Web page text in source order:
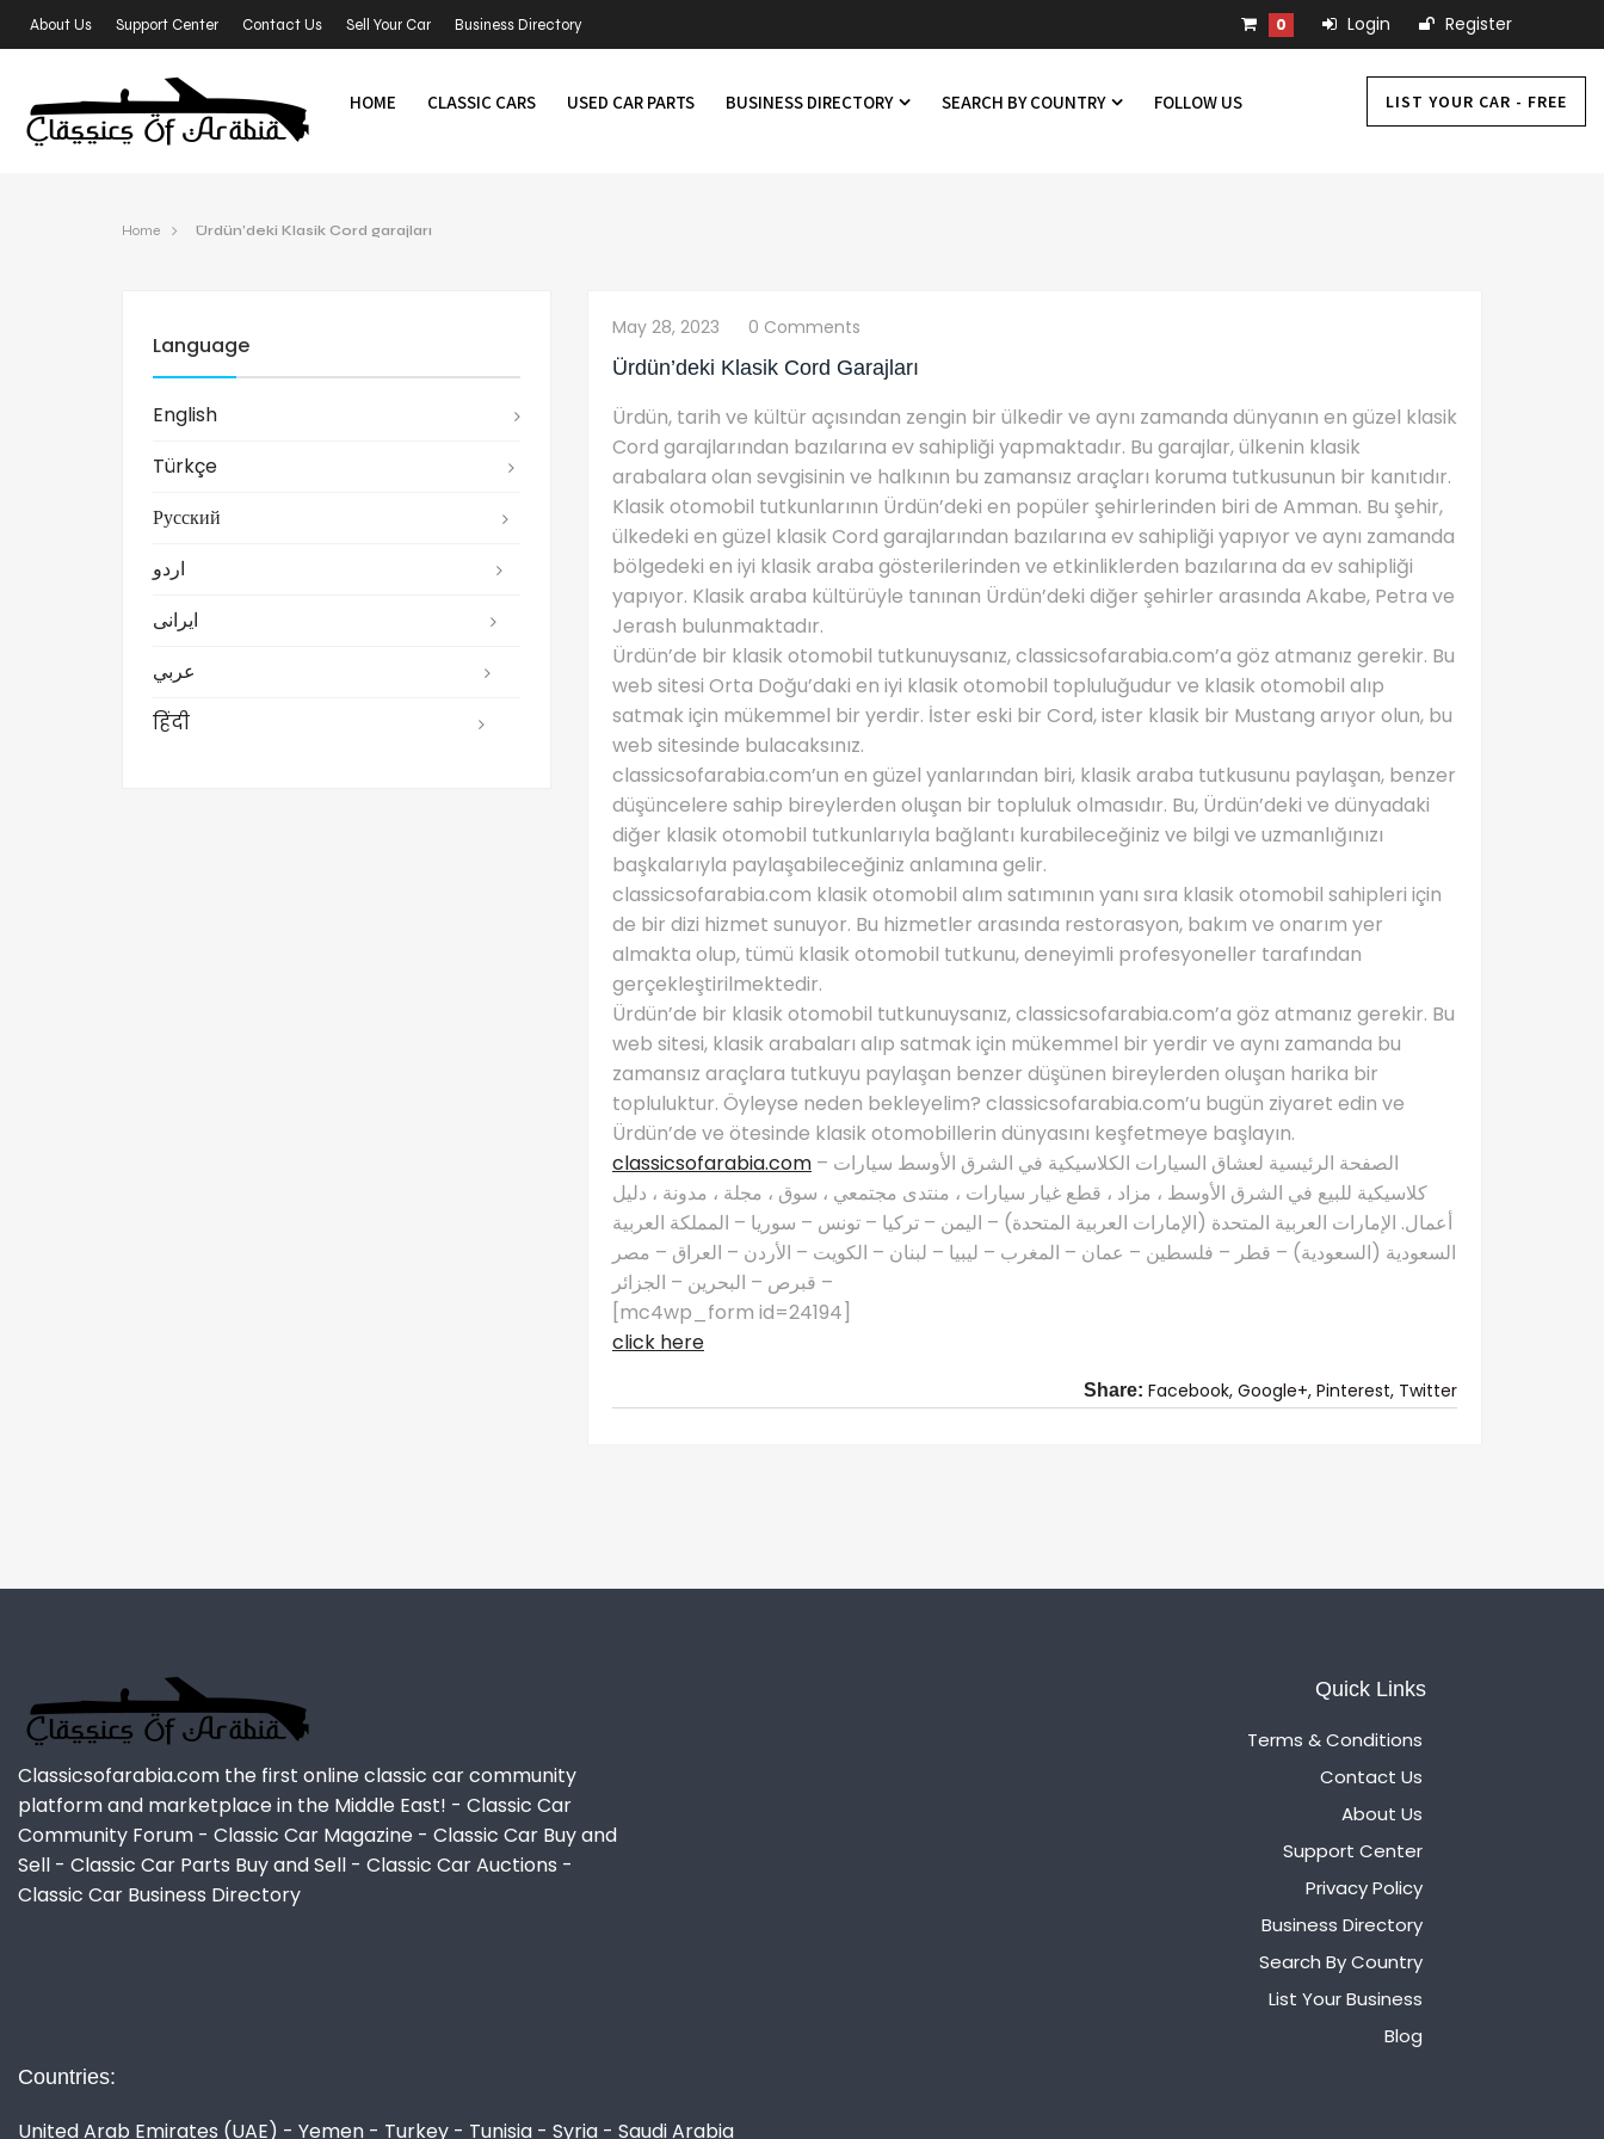
About Us Support Center Contact Us Sell Your Car Business Directory 0 Login Register
HOME CLASSIC CARS USED CAR PARTS BUSINESS DIRECTORY SEARCH BY COUNTRY FOLLOW US LIST YOUR CAR - FREE
Home Ürdün’deki Klasik Cord garajları
Language
English
Türkçe
Русский
اردو
ایرانی
عربي
हिंदी
May 28, 2023
0 Comments
Ürdün’deki Klasik Cord Garajları
Ürdün, tarih ve kültür açısından zengin bir ülkedir ve aynı zamanda dünyanın en güzel klasik
Cord garajlarından bazılarına ev sahipliği yapmaktadır. Bu garajlar, ülkenin klasik
arabalara olan sevgisinin ve halkının bu zamansız araçları koruma tutkusunun bir kanıtıdır.
Klasik otomobil tutkunlarının Ürdün’deki en popüler şehirlerinden biri de Amman. Bu şehir,
ülkedeki en güzel klasik Cord garajlarından bazılarına ev sahipliği yapıyor ve aynı zamanda
bölgedeki en iyi klasik araba gösterilerinden ve etkinliklerden bazılarına da ev sahipliği
yapıyor. Klasik araba kültürüyle tanınan Ürdün’deki diğer şehirler arasında Akabe, Petra ve
Jerash bulunmaktadır.
Ürdün’de bir klasik otomobil tutkunuysanız, classicsofarabia.com’a göz atmanız gerekir. Bu
web sitesi Orta Doğu’daki en iyi klasik otomobil topluluğudur ve klasik otomobil alıp
satmak için mükemmel bir yerdir. İster eski bir Cord, ister klasik bir Mustang arıyor olun, bu
web sitesinde bulacaksınız.
classicsofarabia.com’un en güzel yanlarından biri, klasik araba tutkusunu paylaşan, benzer
düşüncelere sahip bireylerden oluşan bir topluluk olmasıdır. Bu, Ürdün’deki ve dünyadaki
diğer klasik otomobil tutkunlarıyla bağlantı kurabileceğiniz ve bilgi ve uzmanlığınızı
başkalarıyla paylaşabileceğiniz anlamına gelir.
classicsofarabia.com klasik otomobil alım satımının yanı sıra klasik otomobil sahipleri için
de bir dizi hizmet sunuyor. Bu hizmetler arasında restorasyon, bakım ve onarım yer
almakta olup, tümü klasik otomobil tutkunu, deneyimli profesyoneller tarafından
gerçekleştirilmektedir.
Ürdün’de bir klasik otomobil tutkunuysanız, classicsofarabia.com’a göz atmanız gerekir. Bu
web sitesi, klasik arabaları alıp satmak için mükemmel bir yerdir ve aynı zamanda bu
zamansız araçlara tutkuyu paylaşan benzer düşünen bireylerden oluşan harika bir
topluluktur. Öyleyse neden bekleyelim? classicsofarabia.com’u bugün ziyaret edin ve
Ürdün’de ve ötesinde klasik otomobillerin dünyasını keşfetmeye başlayın.
classicsofarabia.com – الصفحة الرئيسية لعشاق السيارات الكلاسيكية في الشرق الأوسط سيارات
كلاسيكية للبيع في الشرق الأوسط ، مزاد ، قطع غيار سيارات ، منتدى مجتمعي ، سوق ، مجلة ، مدونة ، دليل
أعمال. الإمارات العربية المتحدة (الإمارات العربية المتحدة) – اليمن – تركيا – تونس – سوريا – المملكة العربية
السعودية (السعودية) – قطر – فلسطين – عمان – المغرب – ليبيا – لبنان – الكويت – الأردن – العراق – مصر
– قبرص – البحرين – الجزائر
[mc4wp_form id=24194]
click here
Share: Facebook, Google+, Pinterest, Twitter
Classicsofarabia.com the first online classic car community
platform and marketplace in the Middle East! - Classic Car
Community Forum - Classic Car Magazine - Classic Car Buy and
Sell - Classic Car Parts Buy and Sell - Classic Car Auctions -
Classic Car Business Directory
Quick Links
Terms & Conditions
Contact Us
About Us
Support Center
Privacy Policy
Business Directory
Search By Country
List Your Business
Blog
Countries:
United Arab Emirates (UAE) - Yemen - Turkey - Tunisia - Syria - Saudi Arabia